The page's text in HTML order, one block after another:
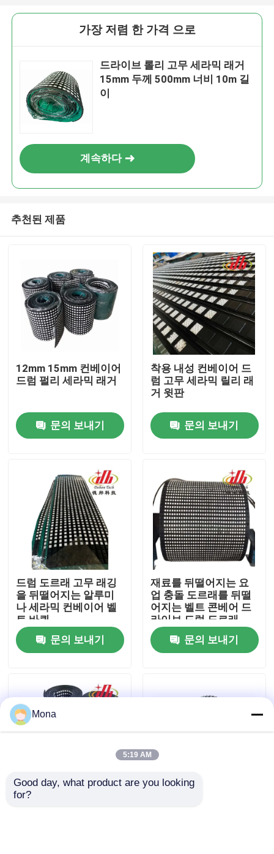
제품 소개
동영상
회사 소개
공장 투어
품질 관리
연락처
가장 저렴 한 가격 으로
드라이브 롤리 고무 세라믹 래거
15mm 두께 500mm 너비 10m 길
이
계속하다
추천된 제품
12mm 15mm 컨베이어
드럼 펄리 세라믹 래거
문의 보내기
착용 내성 컨베이어 드
럼 고무 세라믹 릴리 래
거 윗판
문의 보내기
드럼 도르래 고무 래깅
을 뒤떨어지는 알루미
나 세라믹 컨베이어 벨
트 바퀴
문의 보내기
재료를 뒤떨어지는 요
업 충돌 도르래를 뒤떨
어지는 벨트 콘베어 드
라이브 드럼 도르래
문의 보내기
롤리 드럼 세라믹 래거
Mona
5:19 AM
Good day, what product are you looking
for?